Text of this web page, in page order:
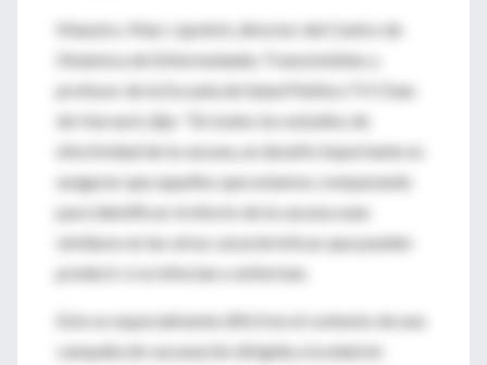
Maestro. Marc Lipsitch, director del Centro de
Dinámica de Enfermedades Transmisibles y
profesor de la Escuela de Salud Pública TH Chan
de Harvard, dijo: "En todos los estudios de
efectividad de la vacuna, un desafío importante es
asegurar que aquellos que estamos comparando
para identificar el efecto de la vacuna sean
similares en las otras características que pueden
predecir si se infectan o enferman.
Esto es especialmente difícil en el contexto de una
campaña de vacunación dirigida a la edad en